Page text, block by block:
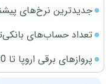
جدیدترین نرخ‌های پیشنهادی
تعداد حساب‌های
پروازهای برقی اروپا تا 2030 آغاز می‌شود